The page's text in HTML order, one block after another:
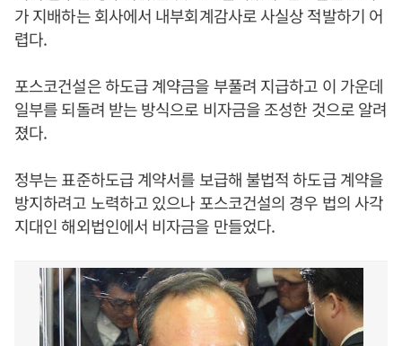
가 지배하는 회사에서 내부회계감사로 사실상 적발하기 어
렵다.
포스코건설은 하도급 계약금을 부풀려 지급하고 이 가운데
일부를 되돌려 받는 방식으로 비자금을 조성한 것으로 알려
졌다.
정부는 표준하도급 계약서를 보급해 불법적 하도급 계약을
방지하려고 노력하고 있으나 포스코건설의 경우 법의 사각
지대인 해외법인에서 비자금을 만들었다.